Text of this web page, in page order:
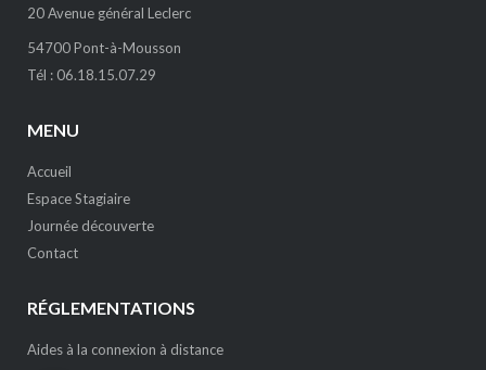
20 Avenue général Leclerc
54700 Pont-à-Mousson
Tél : 06.18.15.07.29
MENU
Accueil
Espace Stagiaire
Journée découverte
Contact
RÉGLEMENTATIONS
Aides à la connexion à distance